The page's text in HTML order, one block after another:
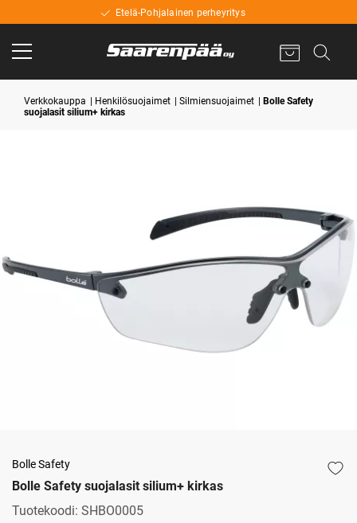
Etelä-Pohjalainen perheyritys
Verkkokauppa Henkilösuojaimet Silmiensuojaimet
Bolle Safety
suojalasit silium+ kirkas
Bolle Safety
Bolle Safety suojalasit silium+ kirkas
Tuotekoodi: SHBO0005